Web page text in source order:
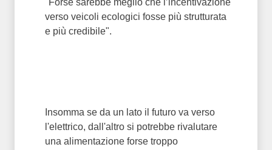
"Forse sarebbe meglio che l’incentivazione
verso veicoli ecologici fosse più strutturata
e più credibile".
Insomma se da un lato il futuro va verso
l'elettrico, dall'altro si potrebbe rivalutare
una alimentazione forse troppo